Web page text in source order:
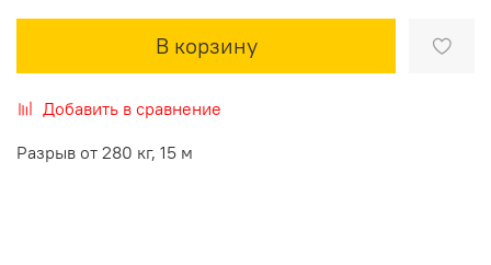
В корзину
Добавить в сравнение
Разрыв от 280 кг, 15 м